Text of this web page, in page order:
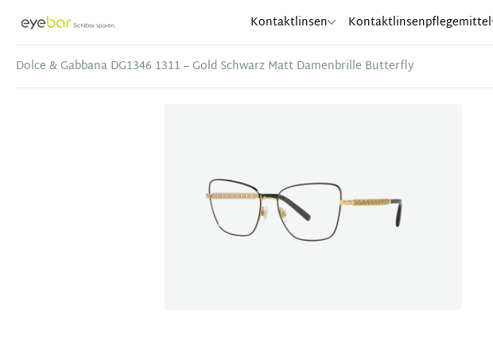
Abele Optic Kontaktlinsen Kontaktlinsenpflegemittel
Dolce & Gabbana DG1346 1311 – Gold Schwarz Matt Damenbrille Butterfly